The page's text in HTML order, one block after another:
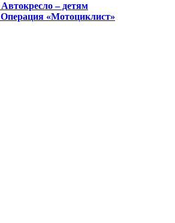
Автокресло – детям
Операция «Мотоциклист»